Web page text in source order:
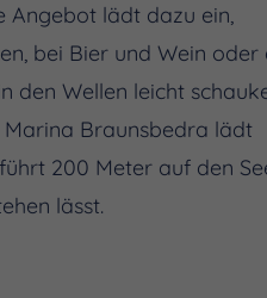
lädt dazu ein,
bei Bier und Wein oder
den Wellen leicht
Marina Braunsbedra lädt
200 Meter auf den
lässt.